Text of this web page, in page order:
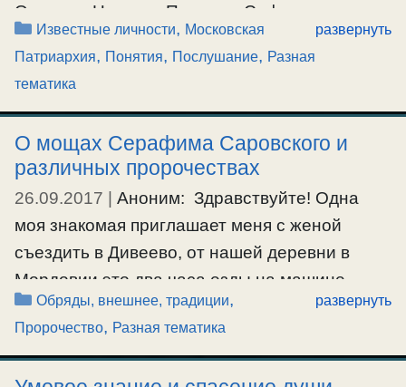
Ещё…
#московскаяпатриархия,#наставник ,#послушание
#старец
О трудах Николая Пестова, Софрония
Сахарова. Проф.Алексей Осипов. Игумен
Никон Воробьев. О Московской Патриархии,
и ее подменах в понятиях. О Таинствах и
христианстве. Старцы, лжестарцы и воля
Божия Аноним: о. Серафим, не знаете ли Вы
случайно старца Власия из …
Ещё…
#московскаяпатриархия, #понятия,#послушание,
#старец,#таинства,#христианство
Рубрики
Известные личности, Московская
Патриархия, Понятия, Послушание, Разная
тематика
развернуть
О мощах Серафима Саровского и
различных пророчествах
26.09.2017
Аноним: Здравствуйте! Одна
моя знакомая приглашает меня с женой
съездить в Дивеево, от нашей деревни в
Мордовии это два часа езды на машине..
Съездить я не против, но посещения там
храмов и самих мощей я хотел бы избежать,
сомневаюсь что это мощи св. Серафима
Рубрики
Обряды, внешнее, традиции,
Пророчество, Разная тематика
развернуть